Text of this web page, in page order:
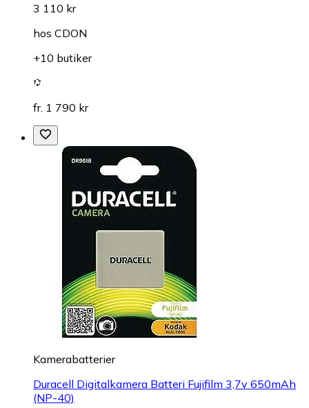
3 110 kr
hos CDON
+10 butiker
fr. 1 790 kr
Kamerabatterier
Duracell Digitalkamera Batteri Fujifilm 3,7v 650mAh
(NP-40)